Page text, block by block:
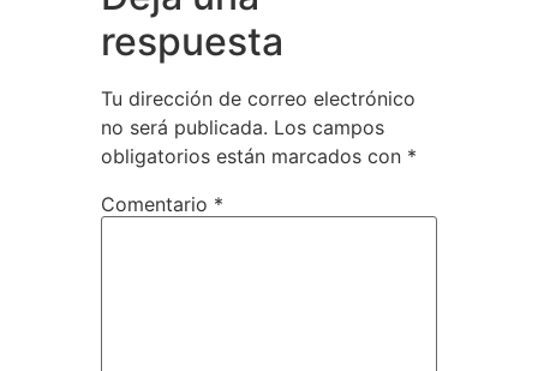
respuesta
Tu dirección de correo electrónico
no será publicada. Los campos
obligatorios están marcados con *
Comentario *